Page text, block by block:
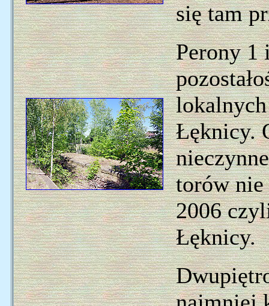
się tam
Perony 1
Łęknicy.
torów
2006
Łęknicy.